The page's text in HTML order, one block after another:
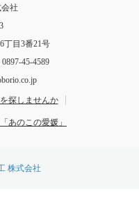
社
丁目3番21号
45-4589
探しませんか
あのこの愛媛」
株式会社